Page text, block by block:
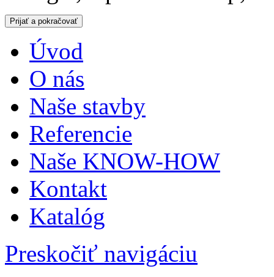
Úvod
O nás
Naše stavby
Referencie
Naše KNOW-HOW
Kontakt
Katalóg
Preskočiť navigáciu